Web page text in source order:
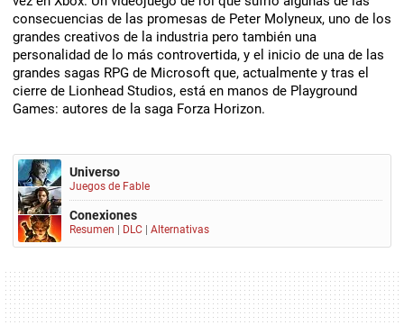
consecuencias de las promesas de Peter Molyneux, uno de los
grandes creativos de la industria pero también una
personalidad de lo más controvertida, y el inicio de una de las
grandes sagas RPG de Microsoft que, actualmente y tras el
cierre de Lionhead Studios, está en manos de Playground
Games: autores de la saga Forza Horizon.
Universo
Juegos de Fable
Conexiones
Resumen DLC Alternativas